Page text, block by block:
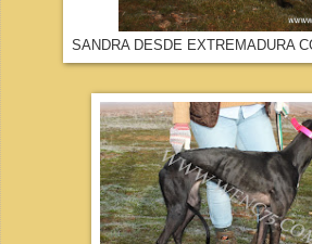
SANDRA DESDE EXTREMADURA